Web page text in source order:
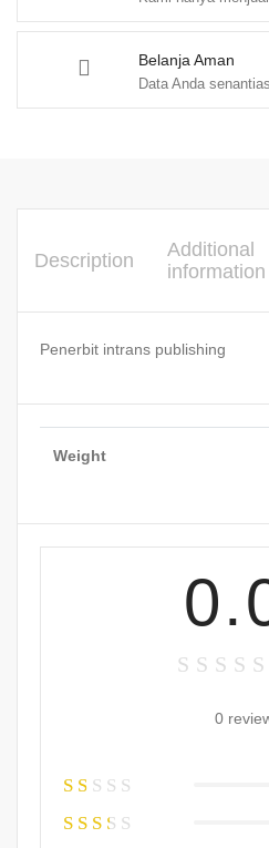
Belanja Aman
Data Anda
Description
Additional
information
Penerbit intrans publishing
Weight
0